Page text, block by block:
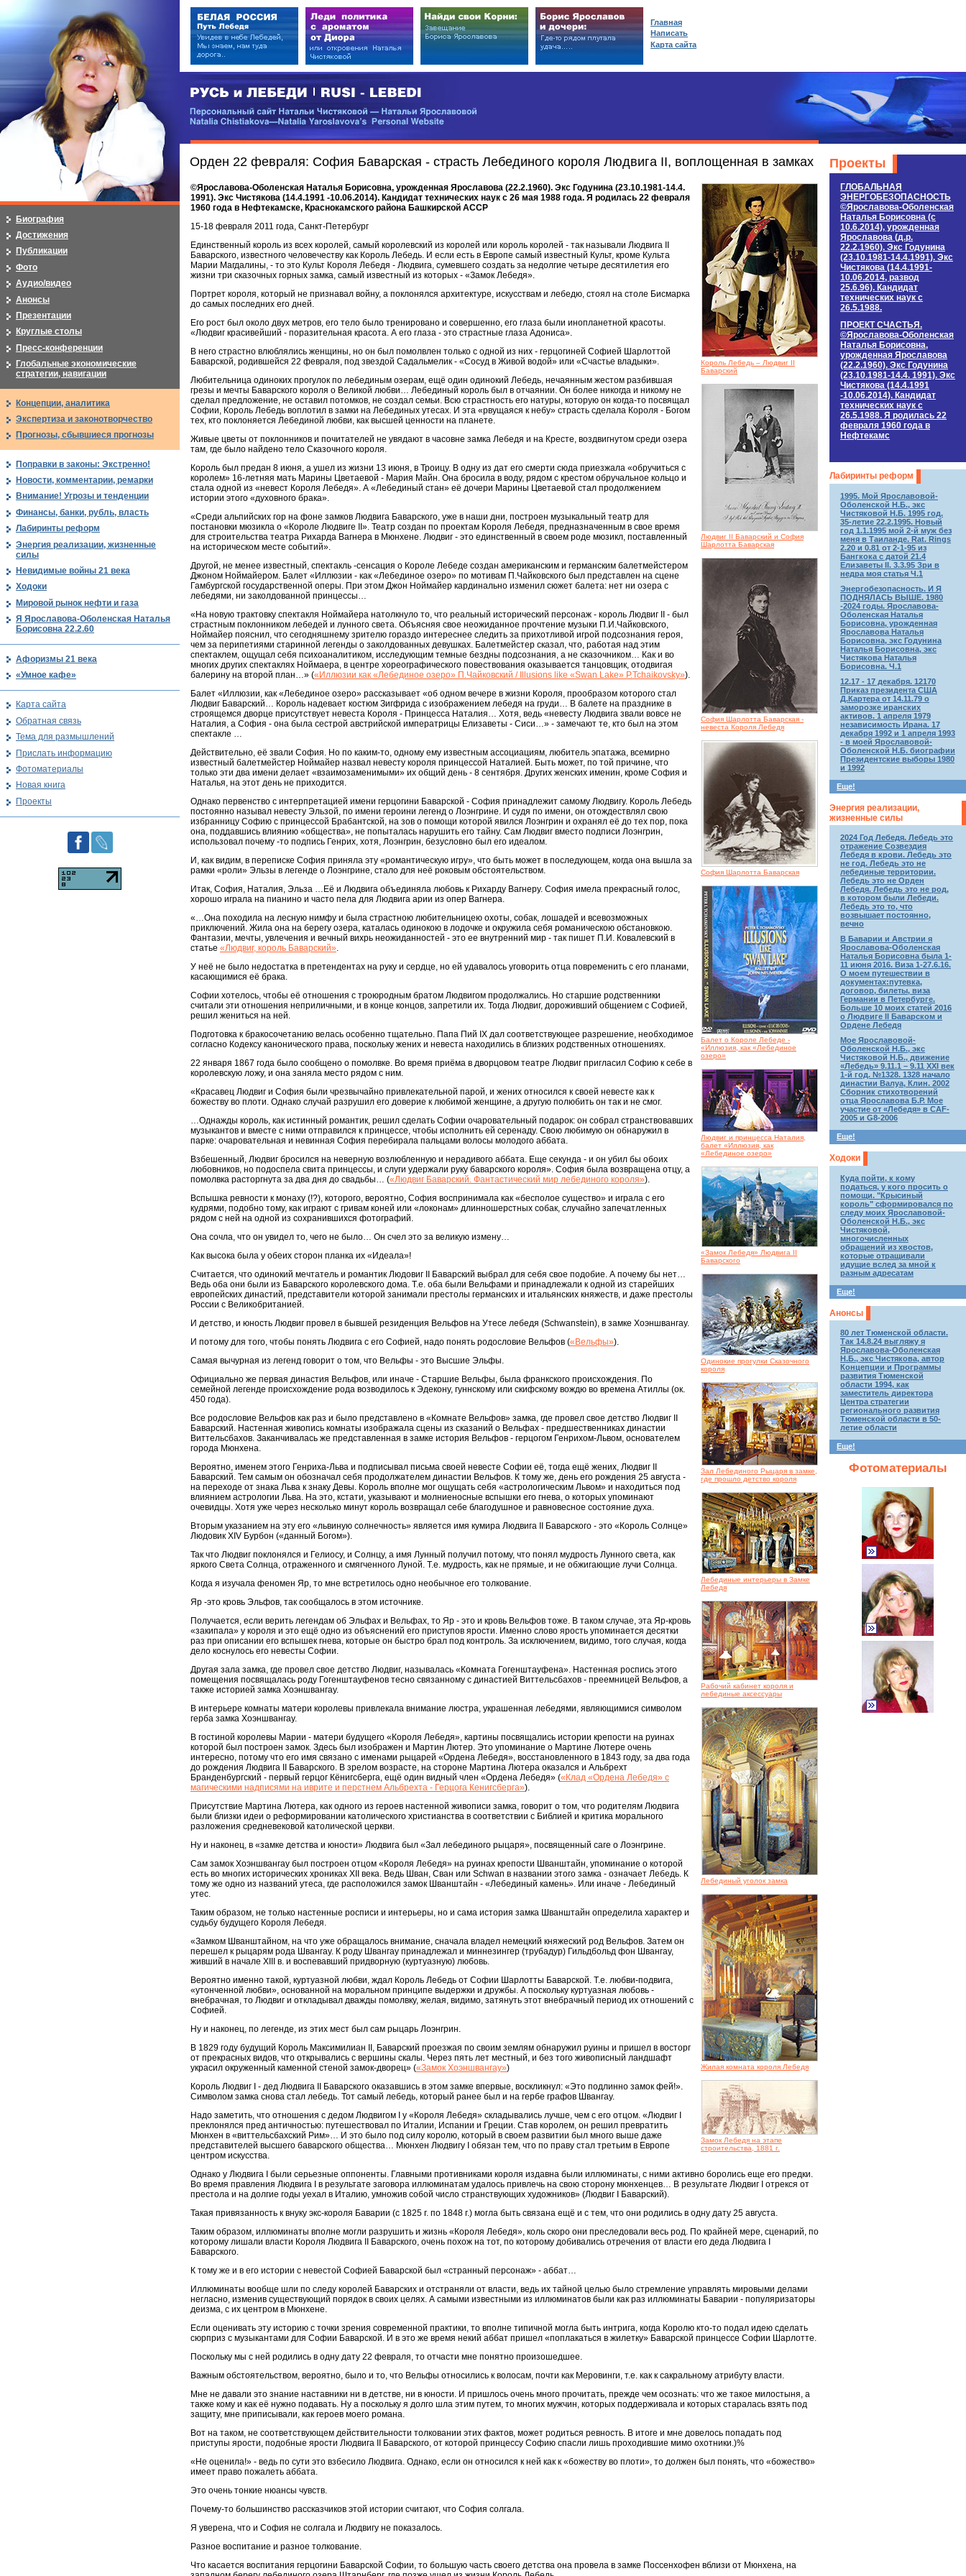
РУСЬ и ЛЕБЕДИ | RUSI — LEBEDI
Персональный сайт Натальи Чистяковой — Натальи Ярославовой
Орден 22 февраля: София Баварская - страсть Лебединого короля Людвига II, воплощенная в замках
Король Лебедь – Людвиг II
Баварский
Людвиг II Баварский и София
Шарлотта Баварская
София Шарлотта Баварская -
невеста Короля Лебедя
София Шарлотта Баварская
Балет о Короле Лебеде -
«Иллюзия, как «Лебединое
озеро»
Людвиг и принцесса Наталия,
балет «Иллюзия, как
«Лебединое озеро»
«Замок Лебедя» Людвига II
Баварского
Одинокие прогулки Сказочного
короля
Зал Лебединого Рыцаря в замке,
где прошло детство короля
Лебединые интерьеры в Замке
Лебедя
Рабочий кабинет короля и
лебединые аксессуары
Лебединый уголок замка
Жилая комната короля Лебедя
Замок Лебедя на этапе
строительства, 1881 г.
©Ярославова-Оболенская Наталья Борисовна, урожденная Ярославова (22.2.1960). Экс Годунина (23.10.1981-14.4.
1991). Экс Чистякова (14.4.1991 -10.06.2014). Кандидат технических наук c 26 мая 1988 года. Я родилась 22 февраля
1960 года в Нефтекамске, Краснокамского района Башкирской АССР
15-18 февраля 2011 года, Санкт-Петербург
Единственный король из всех королей, самый королевский из королей или король королей - так называли Людвига II
Баварского, известного человечеству как Король Лебедь. И если есть в Европе самый известный Культ, кроме Культа
Марии Магдалины, - то это Культ Короля Лебедя - Людвига, сумевшего создать за недолгие четыре десятилетия его
жизни три сказочных горных замка, самый известный из которых - «Замок Лебедя».
Портрет короля, который не признавал войну, а поклонялся архитектуре, искусствам и лебедю, стоял на столе Бисмарка
до самых последних его дней.
Его рост был около двух метров, его тело было тренировано и совершенно, его глаза были инопланетной красоты.
«Людвиг красивейший - поразительная красота. А его глаза - это страстные глаза Адониса».
В него страстно влюблялись женщины, но он был помолвлен только с одной из них - герцогиней Софией Шарлоттой
Баварской, родившейся 22 февраля, под звездой Садальмелик - «Сосуд в Живой водой» или «Счастье владыки».
Любительница одиноких прогулок по лебединым озерам, ещё один одинокий Лебедь, нечаянным жестом разбившая
грезы и мечты Баварского короля о Великой любви… Лебединый король был в отчаянии. Он более никогда и никому не
сделал предложение, не оставил потомков, не создал семьи. Всю страстность его натуры, которую он когда-то посвящал
Софии, Король Лебедь воплотил в замки на Лебединых утесах. И эта «рвущаяся к небу» страсть сделала Короля - Богом
тех, кто поклоняется Лебединой любви, как высшей ценности на планете.
Живые цветы от поклонников и почитателей не увядают в часовне замка Лебедя и на Кресте, воздвигнутом среди озера
там, где было найдено тело Сказочного короля.
Король был предан 8 июня, а ушел из жизни 13 июня, в Троицу. В одну из дат его смерти сюда приезжала «обручиться с
королем» 16-летняя мать Марины Цветаевой - Мария Майн. Она бросила в воду, рядом с крестом обручальное кольцо и
стала одной из «невест Короля Лебедя». А «Лебединый стан» её дочери Марины Цветаевой стал продолжением
истории этого «духовного брака».
«Среди альпийских гор на фоне замков Людвига Баварского, уже в наши дни, построен музыкальный театр для
постановки мюзикла о «Короле Людвиге II». Театр создан по проектам Короля Лебедя, предназначенным в свое время
для строительства театра Рихарда Вагнера в Мюнхене. Людвиг - это единственный в своем роде мюзикл, поставленный
на историческом месте событий».
Другой, не менее известный, спектакль -сенсация о Короле Лебеде создан американским и германским балетмейстером
Джоном Ноймайером. Балет «Иллюзии - как «Лебединое озеро» по мотивам П.Чайковского был представлен на сцене
Гамбургской государственной оперы. При этом Джон Ноймайер кардинально изменил сюжет балета: нет ни озера с
лебедями, ни заколдованной принцессы…
«На новую трактовку спектакля Ноймайера натолкнуло то, что реальный исторический персонаж - король Людвиг II - был
страстным поклонником лебедей и лунного света. Объясняя свое неожиданное прочтение музыки П.И.Чайковского,
Ноймайер пояснил, что сегодняшнему зрителю гораздо интереснее следить за прихотливой игрой подсознания героя,
чем за перипетиями старинной легенды о заколдованных девушках. Балетмейстер сказал, что, работая над этим
спектаклем, ощущал себя психоаналитиком, исследующим темные бездны подсознания, а не сказочником… Как и во
многих других спектаклях Ноймаера, в центре хореографического повествования оказывается танцовщик, отодвигая
балерину на второй план…» («Иллюзии как «Лебединое озеро» П.Чайковский / Illusions like «Swan Lake» P.Tchaikovsky»).
Балет «Иллюзии, как «Лебединое озеро» рассказывает «об одном вечере в жизни Короля, прообразом которого стал
Людвиг Баварский… Король надевает костюм Зигфрида с изображением лебедя на груди… В балете на празднике в
строящемся дворце присутствует невеста Короля - Принцесса Наталия… Хотя, ведь «невесту Людвига звали вовсе не
Наталия, а София - она была сестрой австрийской императрицы Елизаветы - Сиси…» - замечают те, кто был на этом
спектакле …
Действительно, её звали София. Но по каким-то, одному ему известным ассоциациям, любитель эпатажа, всемирно
известный балетмейстер Ноймайер назвал невесту короля принцессой Наталией. Быть может, по той причине, что
только эти два имени делает «взаимозаменимыми» их общий день - 8 сентября. Других женских именин, кроме София и
Наталья, на этот день не приходится.
Однако первенство с интерпретацией имени герцогини Баварской - София принадлежит самому Людвигу. Король Лебедь
постоянно называл невесту Эльзой, по имени героини легенд о Лоэнгрине. И судя по имени, он отождествлял свою
избранницу Софию с принцессой Брабантской, на зов о помощи которой явился Лоэнгрин и охранял её до тех пор, пока
она, поддавшись влиянию «общества», не попыталась нарушить его тайну. Сам Людвиг вместо подписи Лоэнгрин,
использовал почему -то подпись Генрих, хотя, Лоэнгрин, безусловно был его идеалом.
И, как видим, в переписке София приняла эту «романтическую игру», что быть может в последующем, когда она вышла за
рамки «роли» Эльзы в легенде о Лоэнгрине, стало для неё роковым обстоятельством.
Итак, София, Наталия, Эльза …Её и Людвига объединяла любовь к Рихарду Вагнеру. София имела прекрасный голос,
хорошо играла на пианино и часто пела для Людвига арии из опер Вагнера.
«…Она походила на лесную нимфу и была страстною любительницею охоты, собак, лошадей и всевозможных
приключений. Жила она на берегу озера, каталась одинокою в лодочке и окружила себя романическою обстановкою.
Фантазии, мечты, увлечения и вечный вихрь неожиданностей - это ее внутренний мир - так пишет П.И. Ковалевский в
статье «Людвиг, король Баварский».
У неё не было недостатка в претендентах на руку и сердце, но ей удавалось уговорить отца повременить с его планами,
касающимися её брака.
Софии хотелось, чтобы её отношения с троюродным братом Людвигом продолжались. Но старшие родственники
считали эти отношения неприличными, и в конце концов, запретили их. Тогда Людвиг, дороживший общением с Софией,
решил жениться на ней.
Подготовка к бракосочетанию велась особенно тщательно. Папа Пий IX дал соответствующее разрешение, необходимое
согласно Кодексу канонического права, поскольку жених и невеста находились в близких родственных отношениях.
22 января 1867 года было сообщено о помолвке. Во время приёма в дворцовом театре Людвиг пригласил Софию к себе в
королевскую ложу, и она заняла место рядом с ним.
«Красавец Людвиг и София были чрезвычайно привлекательной парой, и жених относился к своей невесте как к
божеству во плоти. Однако случай разрушил его доверие к любимой женщине, а другую полюбить он так и не смог.
…Однажды король, как истинный романтик, решил сделать Софии очаровательный подарок: он собрал странствовавших
музыкантов и вместе с ними отправился к принцессе, чтобы исполнить ей серенаду. Свою любимую он обнаружил в
парке: очаровательная и невинная София перебирала пальцами волосы молодого аббата.
Взбешенный, Людвиг бросился на неверную возлюбленную и нерадивого аббата. Еще секунда - и он убил бы обоих
любовников, но подоспела свита принцессы, и слуги удержали руку баварского короля». София была возвращена отцу, а
помолвка расторгнута за два дня до свадьбы… («Людвиг Баварский. Фантастический мир лебединого короля»).
Вспышка ревности к монаху (!?), которого, вероятно, София воспринимала как «бесполое существо» и играла с его
кудрями, подобно тому, как играют с гривам коней или «локонам» длинношерстных собак, случайно запечатленных
рядом с ней на одной из сохранившихся фотографий.
Она сочла, что он увидел то, чего не было… Он счел это за великую измену…
Как высока была у обеих сторон планка их «Идеала»!
Считается, что одинокий мечтатель и романтик Людовиг II Баварский выбрал для себя свое подобие. А почему бы нет…
Ведь оба они были из Баварского королевского дома. Т.е. оба были Вельфами и принадлежали к одной из старейших
европейских династий, представители которой занимали престолы германских и итальянских княжеств, и даже престолы
России с Великобританией.
И детство, и юность Людвиг провел в бывшей резиденция Вельфов на Утесе лебедя (Schwanstein), в замке Хоэншвангау.
И потому для того, чтобы понять Людвига с его Софией, надо понять родословие Вельфов («Вельфы»).
Самая вычурная из легенд говорит о том, что Вельфы - это Высшие Эльфы.
Официально же первая династия Вельфов, или иначе - Старшие Вельфы, была франкского происхождения. По
семейной легенде происхождение рода возводилось к Эдекону, гуннскому или скифскому вождю во времена Атиллы (ок.
450 года).
Все родословие Вельфов как раз и было представлено в «Комнате Вельфов» замка, где провел свое детство Людвиг II
Баварский. Настенная живопись комнаты изображала сцены из сказаний о Вельфах - предшественниках династии
Виттельсбахов. Заканчивалась же представленная в замке история Вельфов - герцогом Генрихом-Львом, основателем
города Мюнхена.
Вероятно, именем этого Генриха-Льва и подписывал письма своей невесте Софии её, тогда ещё жених, Людвиг II
Баварский. Тем самым он обозначал себя продолжателем династии Вельфов. К тому же, день его рождения 25 августа -
на переходе от знака Льва к знаку Девы. Король вполне мог ощущать себя «астрологическим Львом» и находиться под
влиянием астрологии Льва. На это, кстати, указывают и молниеносные вспышки его гнева, о которых упоминают
очевидцы. Хотя уже через несколько минут король возвращал себе благодушное и равновесное состояние духа.
Вторым указанием на эту его «львиную солнечность» является имя кумира Людвига II Баварского - это «Король Солнце»
Людовик XIV Бурбон («данный Богом»).
Так что Людвиг поклонялся и Гелиосу, и Солнцу, а имя Лунный получил потому, что понял мудрость Лунного света, как
яркого Света Солнца, отраженного и смягченного Луной. Т.е. мудрость, как не прямые, и не обжигающие лучи Солнца.
Когда я изучала феномен Яр, то мне встретилось одно необычное его толкование.
Яр -это кровь Эльфов, так сообщалось в этом источнике.
Получается, если верить легендам об Эльфах и Вельфах, то Яр - это и кровь Вельфов тоже. В таком случае, эта Яр-кровь
«закипала» у короля и это ещё одно из объяснений его приступов ярости. Именно слово ярость упоминается десятки
раз при описании его вспышек гнева, которые он быстро брал под контроль. За исключением, видимо, того случая, когда
дело коснулось его невесты Софии.
Другая зала замка, где провел свое детство Людвиг, называлась «Комната Гогенштауфена». Настенная роспись этого
помещения посвящалась роду Гогенштауфенов тесно связанному с династией Виттельсбахов - преемницей Вельфов, а
также историей замка Хоэншвангау.
В интерьере комнаты матери королевы привлекала внимание люстра, украшенная лебедями, являющимися символом
герба замка Хоэншвангау.
В гостиной королевы Марии - матери будущего «Короля Лебедя», картины посвящались истории крепости на руинах
которой был построен замок. Здесь был изображен и Мартин Лютер. Это упоминание о Мартине Лютере очень
интересно, потому что его имя связано с именами рыцарей «Ордена Лебедя», восстановленного в 1843 году, за два года
до рождения Людвига II Баварского. В зрелом возрасте, на стороне Мартина Лютера оказался и Альбрехт
Бранденбургский - первый герцог Кёнигсберга, ещё один видный член «Ордена Лебедя» («Клад «Ордена Лебедя» с
магическими надписями на иврите и перстнем Альбрехта - Герцога Кенигсберга»).
Присутствие Мартина Лютера, как одного из героев настенной живописи замка, говорит о том, что родителям Людвига
были близки идеи о реформировании католического христианства в соответствии с Библией и критика морального
разложения средневековой католической церкви.
Ну и наконец, в «замке детства и юности» Людвига был «Зал лебединого рыцаря», посвященный саге о Лоэнгрине.
Сам замок Хоэншвангау был построен отцом «Короля Лебедя» на руинах крепости Шванштайн, упоминание о которой
есть во многих исторических хрониках XII века. Ведь Шван, Сван или Schwan в названии этого замка - означает Лебедь. К
тому же одно из названий утеса, где расположился замок Шванштайн - «Лебединый камень». Или иначе - Лебединый
утес.
Таким образом, не только настенные росписи и интерьеры, но и сама история замка Шванштайн определила характер и
судьбу будущего Короля Лебедя.
«Замком Шванштайном, на что уже обращалось внимание, сначала владел немецкий княжеский род Вельфов. Затем он
перешел к рыцарям рода Швангау. К роду Швангау принадлежал и миннезингер (трубадур) Гильдбольд фон Швангау,
живший в начале XIII в. и воспевавший придворную (куртуазную) любовь.
Вероятно именно такой, куртуазной любви, ждал Король Лебедь от Софии Шарлотты Баварской. Т.е. любви-подвига,
«утонченной любви», основанной на моральном принципе выдержки и дружбы. А поскольку куртуазная любовь -
внебрачная, то Людвиг и откладывал дважды помолвку, желая, видимо, затянуть этот внебрачный период их отношений с
Софией.
Ну и наконец, по легенде, из этих мест был сам рыцарь Лоэнгрин.
В 1829 году будущий Король Максимилиан II, Баварский проезжая по своим землям обнаружил руины и пришел в восторг
от прекрасных видов, что открывались с вершины скалы. Через пять лет местный, и без того живописный ландшафт
украсил окруженный каменной стеной замок-дворец» («Замок Хоэншвангау»)
Король Людвиг I - дед Людвига II Баварского оказавшись в этом замке впервые, воскликнул: «Это подлинно замок фей!».
Символом замка снова стал лебедь. Тот самый лебедь, который ранее был и на гербе графов Швангау.
Надо заметить, что отношения с дедом Людвигом I у «Короля Лебедя» складывались лучше, чем с его отцом. «Людвиг I
преклонялся пред античностью: путешествовал по Италии, Испании и Греции. Став королем, он решил превратить
Мюнхен в «виттельсбахский Рим»… И это было под силу королю, который в своем развитии был много выше даже
представителей высшего баварского общества… Мюнхен Людвигу I обязан тем, что по праву стал третьим в Европе
центром искусства.
Однако у Людвига I были серьезные оппоненты. Главными противниками короля издавна были иллюминаты, с ними активно боролись еще его предки.
Во время правления Людвига I в результате заговора иллюминатам удалось привлечь на свою сторону мюнхенцев… В результате Людвиг I отрекся от
престола и на долгие годы уехал в Италию, умножив собой число странствующих художников» (Людвиг I Баварский).
Такая привязанность к внуку экс-короля Баварии (с 1825 г. по 1848 г.) могла быть связана ещё и с тем, что они родились в одну дату 25 августа.
Таким образом, иллюминаты вполне могли разрушить и жизнь «Короля Лебедя», коль скоро они преследовали весь род. По крайней мере, сценарий, по
которому лишали власти Короля Людвига II Баварского, очень похож на тот, по которому добивались отречения от власти его деда Людвига I
Баварского.
К тому же и в его истории с невестой Софией Баварской был «странный персонаж» - аббат…
Иллюминаты вообще шли по следу королей Баварских и отстраняли от власти, ведь их тайной целью было стремление управлять мировыми делами
негласно, изменив существующий порядок в своих целях. А самыми известными из иллюминатов были как раз иллюминаты Баварии - популяризаторы
деизма, с их центром в Мюнхене.
Если оценивать эту историю с точки зрения современной практики, то вполне типичной могла быть интрига, когда Королю кто-то подал идею сделать
сюрприз с музыкантами для Софии Баварской. И в это же время некий аббат пришел «поплакаться в жилетку» Баварской принцессе Софии Шарлотте.
Поскольку мы с ней родились в одну дату 22 февраля, то отчасти мне понятно произошедшее.
Важным обстоятельством, вероятно, было и то, что Вельфы относились к волосам, почти как Меровинги, т.е. как к сакральному атрибуту власти.
Мне не давали это знание наставники ни в детстве, ни в юности. И пришлось очень много прочитать, прежде чем осознать: что же такое милостыня, а
также кому и как её нужно подавать. Ну а поскольку я долго шла этим путем, то многих мужчин, которых поддерживала и которых старалась взять под
защиту, мне приписывали, как героев моего романа.
Вот на таком, не соответствующем действительности толковании этих фактов, может родиться ревность. В итоге и мне довелось попадать под
приступы ярости, подобные ярости Людвига II Баварского, от которой принцессу Софию спасли лишь проходившие мимо охотники.)%
«Не оценила!» - ведь по сути это взбесило Людвига. Однако, если он относился к ней как к «божеству во плоти», то должен был понять, что «божество»
имеет право пожалеть аббата.
Это очень тонкие нюансы чувств.
Почему-то большинство рассказчиков этой истории считают, что София солгала.
Я уверена, что и София не солгала и Людвигу не показалось.
Разное воспитание и разное толкование.
Что касается воспитания герцогини Баварской Софии, то большую часть своего детства она провела в замке Поссенхофен вблизи от Мюнхена, на
Проекты
ГЛОБАЛЬНАЯ
ЭНЕРГОБЕЗОПАСНОСТЬ
©Ярославова-Оболенская
Наталья Борисовна (c
10.6.2014), урожденная
Ярославова (д.р.
22.2.1960). Экс Годунина
(23.10.1981-14.4.1991). Экс
Чистякова (14.4.1991-
10.06.2014, развод
25.6.96). Кандидат
технических наук c
26.5.1988.
ПРОЕКТ СЧАСТЬЯ.
©Ярославова-Оболенская
Наталья Борисовна,
урожденная Ярославова
(22.2.1960). Экс Годунина
(23.10.1981-14.4. 1991). Экс
Чистякова (14.4.1991
-10.06.2014). Кандидат
технических наук c
26.5.1988. Я родилась 22
февраля 1960 года в
Нефтекамс
Лабиринты реформ
1995. Мой Ярославовой-
Оболенской Н.Б., экс
Чистяковой Н.Б. 1995 год.
35-летие 22.2.1995. Новый
год 1.1.1995 мой 2-й муж без
меня в Таиланде. Rat. Rings
2.20 и 0.81 от 2-1-95 из
Бангкока с датой 21.4
Елизаветы II. 3.3.95 Зри в
недра моя статья Ч.1
Энергобезопасность. И Я
ПОДНЯЛАСЬ ВЫШЕ. 1980
-2024 годы. Ярославова-
Оболенская Наталья
Борисовна, урожденная
Ярославова Наталья
Борисовна, экс Годунина
Наталья Борисовна, экс
Чистякова Наталья
Борисовна. Ч.1
12.17 - 17 декабря. 12170
Приказ президента США
Д.Картера от 14.11.79 о
заморозке иранских
активов. 1 апреля 1979
независимость Ирана. 17
декабря 1992 и 1 апреля 1993
- в моей Ярославовой-
Оболенской Н.Б. биографии
Президентские выборы 1980
и 1992
Еще!
Энергия реализации,
жизненные силы
2024 Год Лебедя. Лебедь это
отражение Созвездия
Лебедя в крови. Лебедь это
не год. Лебедь это не
лебединые территории.
Лебедь это не Орден
Лебедя. Лебедь это не род,
в котором были Лебеди.
Лебедь это то, что
возвышает постоянно,
вечно
В Баварии и Австрии я
Ярославова-Оболенская
Наталья Борисовна была 1-
11 июня 2016. Виза 1-27.6.16.
О моем путешествии в
документах:путевка,
договор, билеты, виза
Германии в Петербурге.
Больше 10 моих статей 2016
о Людвиге II Баварском и
Ордене Лебедя
Мое Ярославовой-
Оболенской Н.Б., экс
Чистяковой Н.Б., движение
«Лебедь» 9.11.1 – 9.11 XXI век
1-й год. №1328. 1328 начало
династии Валуа, Клин. 2002
Сборник стихотворений
отца Ярославова Б.Р. Мое
участие от «Лебедя» в CAF-
2005 и G8-2006
Еще!
Ходоки
Куда пойти, к кому
податься, у кого просить о
помощи. "Крысиный
король" сформировался по
следу моих Ярославовой-
Оболенской Н.Б., экс
Чистяковой,
многочисленных
обращений из хвостов,
которые отращивали
идущие вслед за мной к
разным адресатам
Еще!
Анонсы
80 лет Тюменской области.
Так 14.8.24 выгляжу я
Ярославова-Оболенская
Н.Б., экс Чистякова, автор
Концепции и Программы
развития Тюменской
области 1994, как
заместитель директора
Центра стратегии
регионального развития
Тюменской области в 50-
летие области
Еще!
Фотоматериалы
Биография
Достижения
Публикации
Фото
Аудио/видео
Анонсы
Презентации
Круглые столы
Пресс-конференции
Глобальные экономические
стратегии, навигации
Концепции, аналитика
Экспертиза и законотворчество
Прогнозы, сбывшиеся прогнозы
Поправки в законы: Экстренно!
Новости, комментарии, ремарки
Внимание! Угрозы и тенденции
Финансы, банки, рубль, власть
Лабиринты реформ
Энергия реализации, жизненные
силы
Невидимые войны 21 века
Ходоки
Мировой рынок нефти и газа
Я Ярославова-Оболенская Наталья
Борисовна 22.2.60
Афоризмы 21 века
«Умное кафе»
Карта сайта
Обратная связь
Тема для размышлений
Прислать информацию
Фотоматериалы
Новая книга
Проекты
Главная
Написать
Карта сайта